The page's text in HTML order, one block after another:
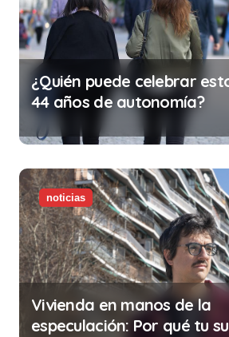
¿Quién puede celebrar
44 años de autonomía?
noticias
Vivienda en manos de la
especulación: Por qué tu